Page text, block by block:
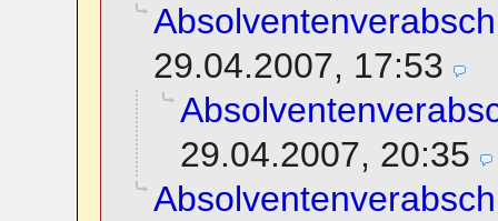
29.04.2007, 17:53
29.04.2007, 20:35